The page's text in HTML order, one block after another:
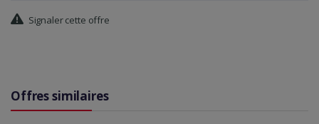
Signaler cette offre
Offres similaires